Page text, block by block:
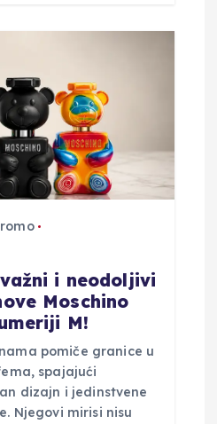
i neodoljivi
Moschino
M!
pomiče granice u
spajajući
dizajn i jedinstvene
Njegovi mirisi nisu